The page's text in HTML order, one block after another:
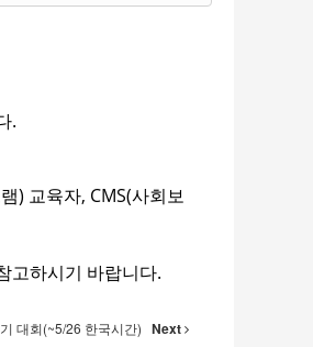
.
) 교육자, CMS(사회보
고하시기 바랍니다.
대회(~5/26 한국시간) Next